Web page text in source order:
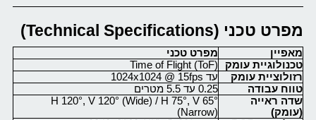
מפרט טכני (Technical Specifications)
מאפיין
מפרט טכני
טכנולוגיית עומק
Time of Flight (ToF)
רזולוציית עומק
עד 1024x1024 @ 15fps
טווח עבודה
0.25 עד 5.5 מטרים
שדה ראייה
(עומק)
H 120°, V 120° (Wide) / H 75°, V 65°
(Narrow)